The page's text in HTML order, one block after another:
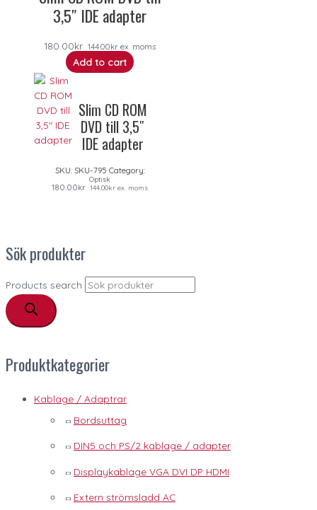
Sök produkter
Products search
Produktkategorier
Kablage / Adaptrar
Bordsuttag
DIN5 och PS/2 kablage / adapter
Displaykablage VGA DVI DP HDMI
Extern strömsladd AC
3,5″ IDE adapter
180.00kr 144.00kr ex. moms
Add to cart
Slim CD ROM
DVD till 3,5″
IDE adapter
SKU: SKU-795 Category:
Optisk
180.00kr 144.00kr ex. moms